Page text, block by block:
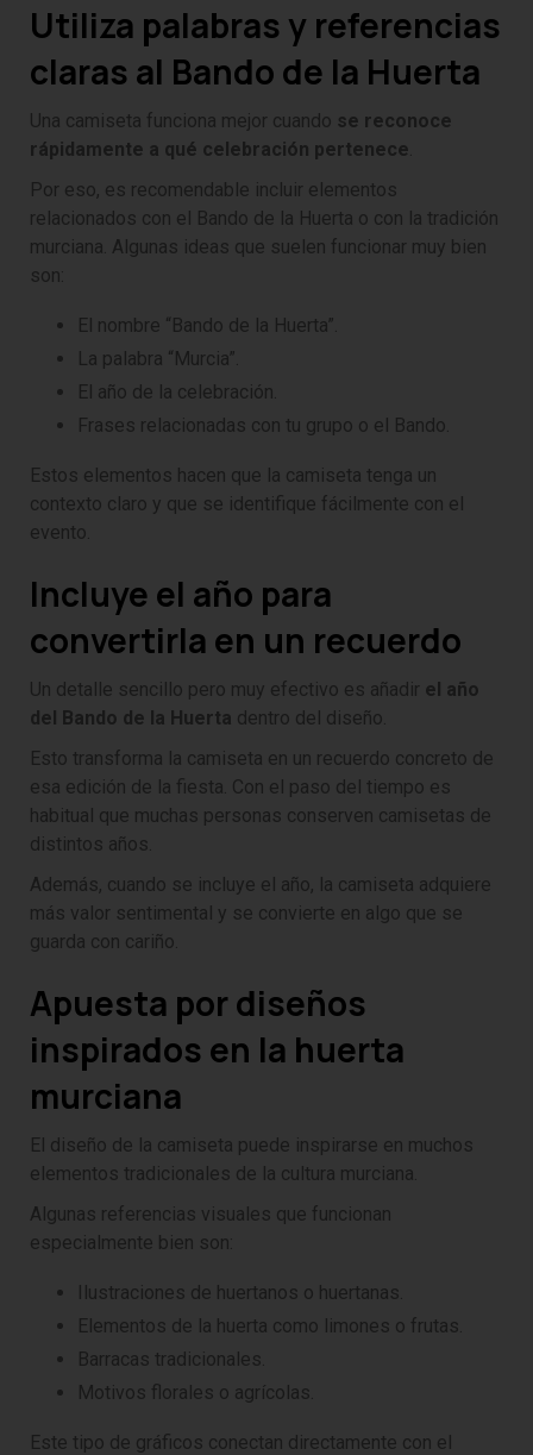
Utiliza palabras y referencias
claras al Bando de la Huerta
Una camiseta funciona mejor cuando se reconoce
rápidamente a qué celebración pertenece
Por eso, es recomendable incluir elementos
relacionados con el Bando de la Huerta o con la tradición
murciana. Algunas ideas que suelen funcionar muy bien
son:
El nombre “Bando de la Huerta”.
La palabra “Murcia”.
El año de la celebración.
Frases relacionadas con tu grupo o el Bando.
Estos elementos hacen que la camiseta tenga un
contexto claro y que se identifique fácilmente con el
evento.
Incluye el año para
convertirla en un recuerdo
Un detalle sencillo pero muy efectivo es añadir el año
del Bando de la Huerta dentro del diseño.
Esto transforma la camiseta en un recuerdo concreto de
esa edición de la fiesta. Con el paso del tiempo es
habitual que muchas personas conserven camisetas de
distintos años.
Además, cuando se incluye el año, la camiseta adquiere
más valor sentimental y se convierte en algo que se
guarda con cariño.
Apuesta por diseños
inspirados en la huerta
murciana
El diseño de la camiseta puede inspirarse en muchos
elementos tradicionales de la cultura murciana.
Algunas referencias visuales que funcionan
especialmente bien son:
Ilustraciones de huertanos o huertanas.
Elementos de la huerta como limones o frutas.
Barracas tradicionales.
Motivos florales o agrícolas.
Este tipo de gráficos conectan directamente con el